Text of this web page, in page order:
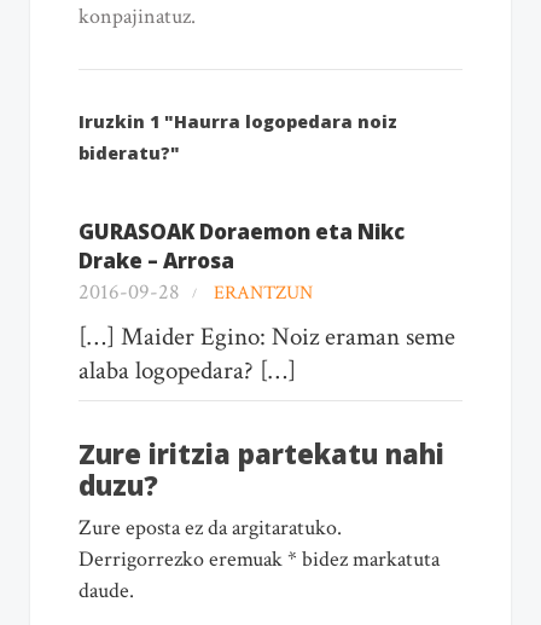
konpajinatuz.
Iruzkin 1 "Haurra logopedara noiz
bideratu?"
GURASOAK Doraemon eta Nikc
Drake – Arrosa
2016-09-28
ERANTZUN
[…] Maider Egino: Noiz eraman seme
alaba logopedara? […]
Zure iritzia partekatu nahi
duzu?
Zure eposta ez da argitaratuko.
Derrigorrezko eremuak * bidez markatuta
daude.